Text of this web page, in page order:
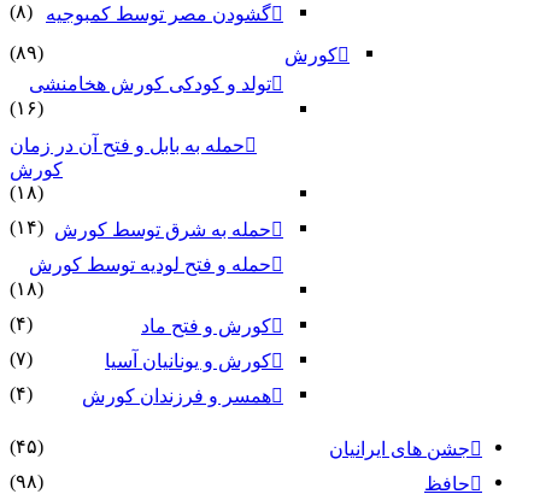
گشودن مصر توسط کمبوجیه
(۸)
کورش
(۸۹)
تولد و کودکی کورش هخامنشی
(۱۶)
حمله به بابل و فتح آن در زمان
کورش
(۱۸)
حمله به شرق توسط کورش (۱۴)
حمله و فتح لودیه توسط کورش
(۱۸)
کورش و فتح ماد
(۴)
کورش و یونانیان آسیا
(۷)
همسر و فرزندان کورش
(۴)
جشن های ایرانیان
(۴۵)
حافظ
(۹۸)